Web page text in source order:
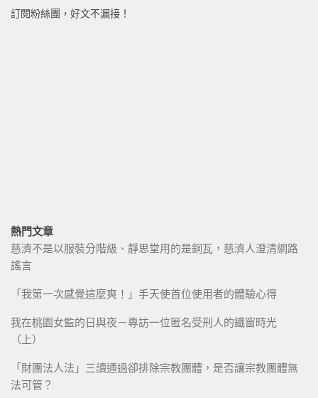
訂閱粉絲團，好文不漏接！
熱門文章
慈濟不是以服裝分階級、靜思堂用的是銅瓦，慈濟人澄清網路
謠言
「我第一次感覺這麼爽！」手天使首位使用者的體驗心得
我在桃園女監的日與夜－專訪一位匿名受刑人的鐵窗時光
（上）
「財團法人法」三讀通過卻排除宗教團體，是否讓宗教團體無
法可管？